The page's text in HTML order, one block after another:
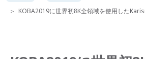
KOBA2019に世界初8K全領域を使用した